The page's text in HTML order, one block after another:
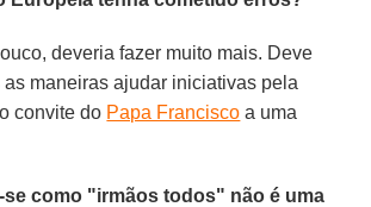
deveria fazer muito mais. Deve
as maneiras ajudar iniciativas pela
convite do Papa Francisco a uma
se como "irmãos todos" não é uma